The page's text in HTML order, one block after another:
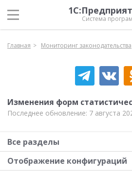
Система
Главная Мониторинг законодательства
Изменения форм
Последнее обновление: 7 августа
Все разделы
Отображение конфигураций